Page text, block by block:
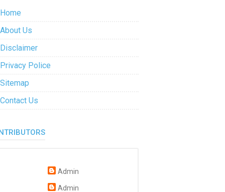
Home
About Us
Disclaimer
Privacy Police
Sitemap
Contact Us
Admin
Admin